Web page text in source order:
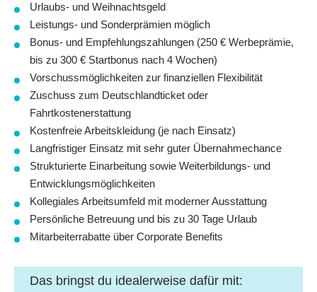
Urlaubs- und Weihnachtsgeld
Leistungs- und Sonderprämien möglich
Bonus- und Empfehlungszahlungen (250 € Werbeprämie,
bis zu 300 € Startbonus nach 4 Wochen)
Vorschussmöglichkeiten zur finanziellen Flexibilität
Zuschuss zum Deutschlandticket oder
Fahrtkostenerstattung
Kostenfreie Arbeitskleidung (je nach Einsatz)
Langfristiger Einsatz mit sehr guter Übernahmechance
Strukturierte Einarbeitung sowie Weiterbildungs- und
Entwicklungsmöglichkeiten
Kollegiales Arbeitsumfeld mit moderner Ausstattung
Persönliche Betreuung und bis zu 30 Tage Urlaub
Mitarbeiterrabatte über Corporate Benefits
Das bringst du idealerweise dafür mit: